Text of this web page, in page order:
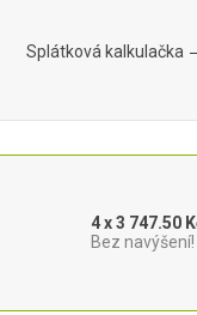
Splátková kalkulačka
4 x 3 747.50
Bez navýšení!